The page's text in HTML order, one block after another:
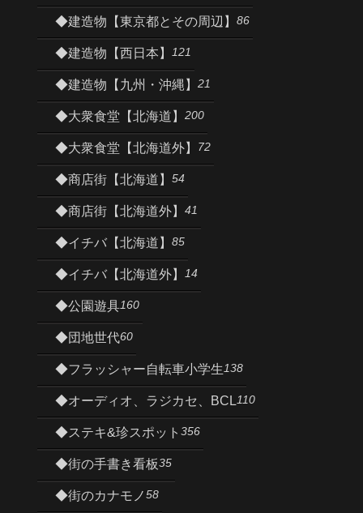
◆建造物【東京都とその周辺】 86
◆建造物【西日本】 121
◆建造物【九州・沖縄】 21
◆大衆食堂【北海道】 200
◆大衆食堂【北海道外】 72
◆商店街【北海道】 54
◆商店街【北海道外】 41
◆イチバ【北海道】 85
◆イチバ【北海道外】 14
◆公園遊具160
◆団地世代60
◆フラッシャー自転車小学生138
◆オーディオ、ラジカセ、BCL110
◆ステキ&珍スポット 356
◆街の手書き看板35
◆街のカナモノ58